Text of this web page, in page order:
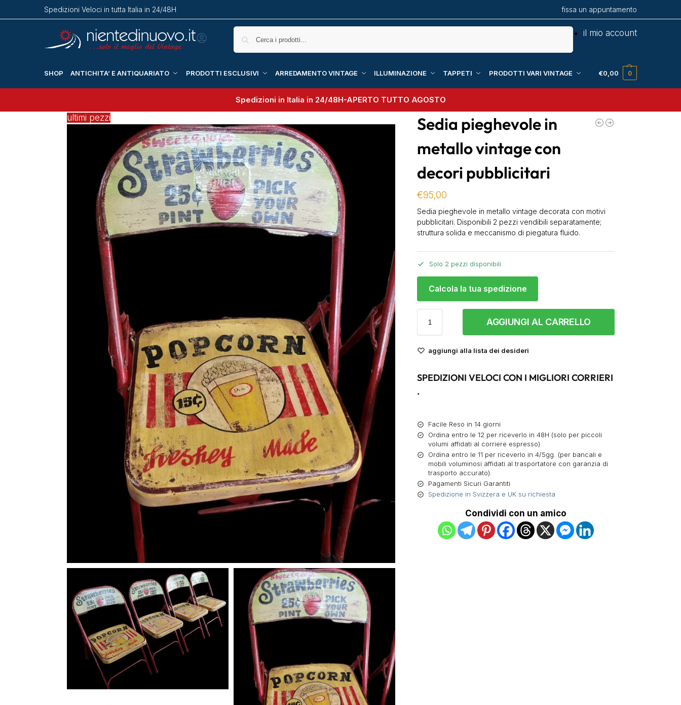
Spedizioni Veloci in tutta Italia in 24/48H fissa un appuntamento
il mio account
SHOP ANTICHITA’ E ANTIQUARIATO PRODOTTI ESCLUSIVI ARREDAMENTO VINTAGE ILLUMINAZIONE TAPPETI PRODOTTI VARI VINTAGE €0,00 0
Spedizioni in Italia in 24/48H-APERTO TUTTO AGOSTO
ultimi pezzi
Sedia pieghevole in
metallo vintage con
decori pubblicitari
€95,00
Sedia pieghevole in metallo vintage decorata con motivi
pubblicitari. Disponibili 2 pezzi vendibili separatamente;
struttura solida e meccanismo di piegatura fluido.
Solo 2 pezzi disponibili
Calcola la tua spedizione
AGGIUNGI AL CARRELLO
aggiungi alla lista dei desideri
SPEDIZIONI VELOCI CON I MIGLIORI CORRIERI
.
Facile Reso in 14 giorni
Ordina entro le 12 per riceverlo in 48H (solo per piccoli
volumi affidati al corriere espresso)
Ordina entro le 11 per riceverlo in 4/5gg. (per bancali e
mobili voluminosi affidati al trasportatore con garanzia di
trasporto accurato).
Pagamenti Sicuri Garantiti
Spedizione in Svizzera e UK su richiesta
Condividi con un amico